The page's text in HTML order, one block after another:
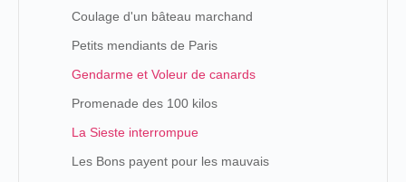
Coulage d'un bâteau marchand
Petits mendiants de Paris
Gendarme et Voleur de canards
Promenade des 100 kilos
La Sieste interrompue
Les Bons payent pour les mauvais